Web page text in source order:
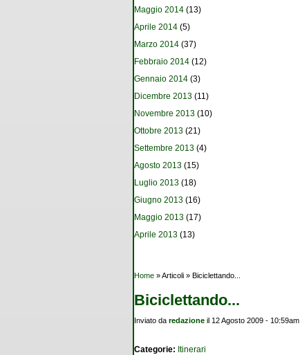
Maggio 2014 (13)
Aprile 2014 (5)
Marzo 2014 (37)
Febbraio 2014 (12)
Gennaio 2014 (3)
Dicembre 2013 (11)
Novembre 2013 (10)
Ottobre 2013 (21)
Settembre 2013 (4)
Agosto 2013 (15)
Luglio 2013 (18)
Giugno 2013 (16)
Maggio 2013 (17)
Aprile 2013 (13)
Tu sei qui
Home » Articoli » Biciclettando...
Biciclettando...
Inviato da redazione il 12 Agosto 2009 - 10:59am
Categorie: Itinerari